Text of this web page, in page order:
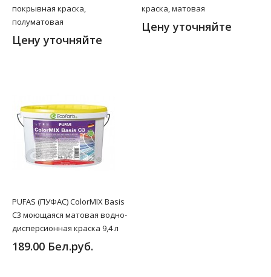
покрывная краска,
полуматовая
Цену уточняйте
краска, матовая
Цену уточняйте
PUFAS (ПУФАС) ColorMIX Basis
C3 моющаяся матовая водно-
дисперсионная краска 9,4 л
189.00 Бел.руб.